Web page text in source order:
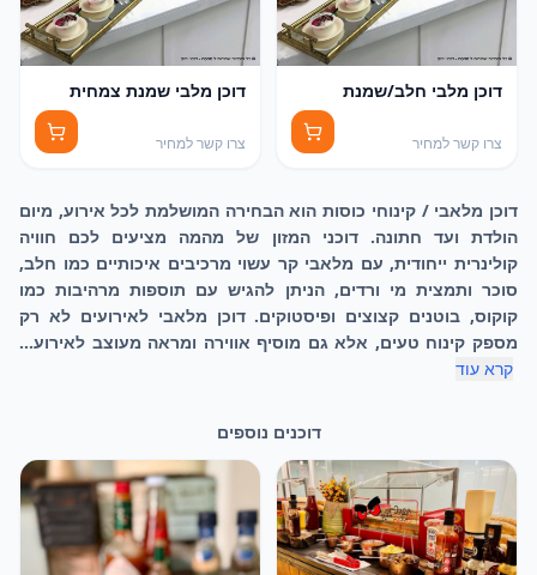
דוכן מלבי חלב/שמנת
צרו קשר למחיר
דוכן מלבי שמנת צמחית
צרו קשר למחיר
דוכן מלאבי / קינוחי כוסות הוא הבחירה המושלמת לכל אירוע, מיום
הולדת ועד חתונה. דוכני המזון של מהמה מציעים לכם חוויה
קולינרית ייחודית, עם מלאבי קר עשוי מרכיבים איכותיים כמו חלב,
סוכר ותמצית מי ורדים, הניתן להגיש עם תוספות מרהיבות כמו
קוקוס, בוטנים קצוצים ופיסטוקים. דוכן מלאבי לאירועים לא רק
מספק קינוח טעים, אלא גם מוסיף אווירה ומראה מעוצב לאירוע...
קרא עוד
דוכנים נוספים